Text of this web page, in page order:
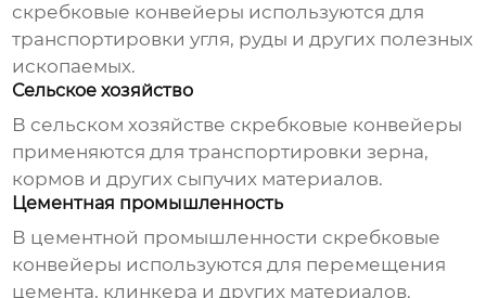
скребковые конвейеры используются для
транспортировки угля, руды и других полезных
ископаемых.
Сельское хозяйство
В сельском хозяйстве скребковые конвейеры
применяются для транспортировки зерна,
кормов и других сыпучих материалов.
Цементная промышленность
В цементной промышленности скребковые
конвейеры используются для перемещения
цемента, клинкера и других материалов.